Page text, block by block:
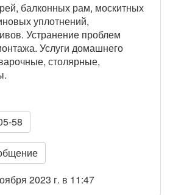
балконных рам, москитных
уплотнений,
Устранение проблем
Услуги домашнего
столярные,
58
2023 г. в 11:47